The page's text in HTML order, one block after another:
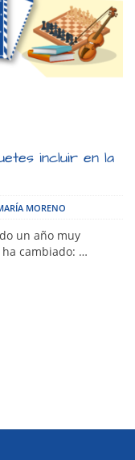
incluir en la
MORENO
un año muy
cambiado: …